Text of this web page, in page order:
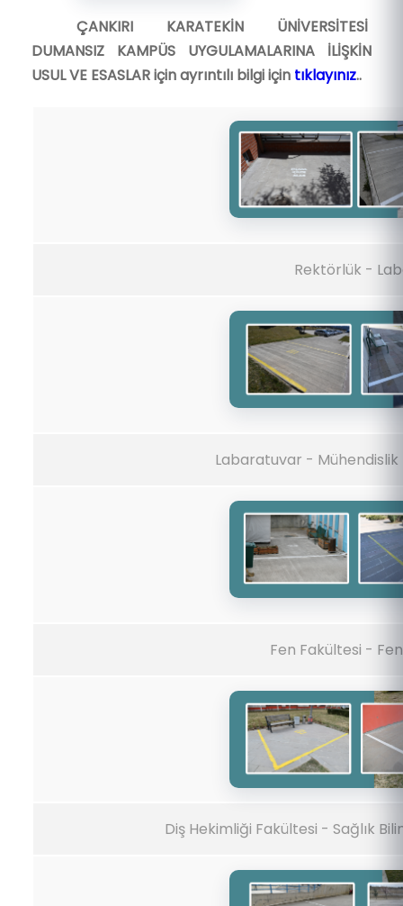
ÇANKIRI KARATEKİN ÜNİVERSİTESİ
DUMANSIZ KAMPÜS UYGULAMALARINA İLİŞKİN
USUL VE ESASLAR için ayrıntılı bilgi için tıklayınız..
Rektörlük -
Labaratuvar -
Fen Fakültesi -
Diş Hekimliği Fakültesi - Sağlık